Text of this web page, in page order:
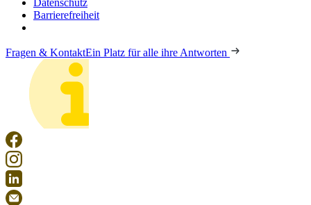
Datenschutz
Barrierefreiheit
Fragen & KontaktEin Platz für alle ihre Antworten